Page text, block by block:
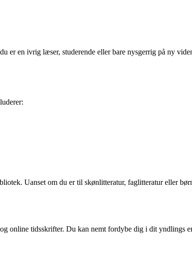
en ivrig læser, studerende eller bare nysgerrig på ny
Uanset om du er til skønlitteratur, faglitteratur eller
online tidsskrifter. Du kan nemt fordybe dig i dit yndlings